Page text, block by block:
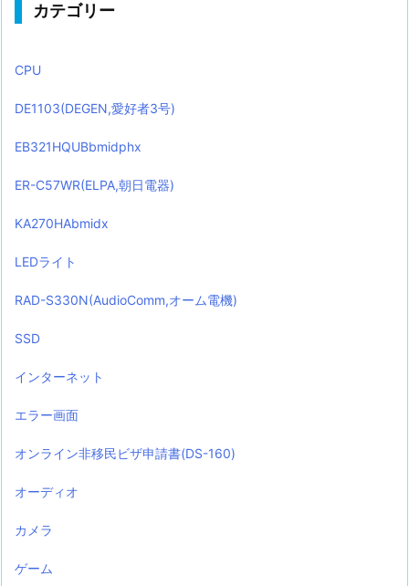
カテゴリー
CPU
DE1103(DEGEN,愛好者3号)
EB321HQUBbmidphx
ER-C57WR(ELPA,朝日電器)
KA270HAbmidx
LEDライト
RAD-S330N(AudioComm,オーム電機)
SSD
インターネット
エラー画面
オンライン非移民ビザ申請書(DS-160)
オーディオ
カメラ
ゲーム